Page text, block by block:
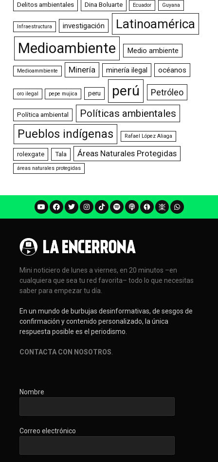
Delitos ambientales Dina Boluarte Ecuador Guyana
Infraestructura investigación Latinoamérica
Medioambiente Medio ambiente
Medioammbiente Minería minería ilegal océanos
oro ilegal pepe mujica peru perú Petróleo
Política ambiental Políticas ambientales
Pueblos indígenas Rafael López Aliaga
rolexgate Tala Áreas Naturales Protegidas
áreas naturales protegidas
Mini noticiero de lunes a viernes, en 20 minutos –en
cualquiera que sea tu red favorita– todo lo que necesitas
saber para empezar tu día.
En un mundo de burbujas desinformativas, de sesgos de
confirmación y contenido personalizado, la única
respuesta posible es el periodismo.
CONTACTA CON NOSOTROS
Nombre
Correo electrónico